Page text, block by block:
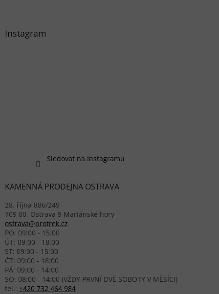
Instagram
Sledovat na Instagramu
KAMENNÁ PRODEJNA OSTRAVA
28. října 886/249
709 00, Ostrava 9 Mariánské hory
ostrava@protrek.cz
PO: 09:00 - 15:00
ÚT: 09:00 - 18:00
ST: 09:00 - 15:00
ČT: 09:00 - 18:00
PÁ: 09:00 - 14:00
SO: 08:00 - 14:00 (VŽDY PRVNÍ DVĚ SOBOTY V MĚSÍCI)
tel.: +420 732 464 984